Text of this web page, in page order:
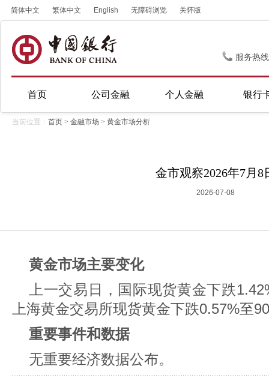
简体中文 繁体中文 English 无障碍浏览 关怀版
服务热
首页 公司金融 个人金融 银行
当前位置： 首页 > 金融市场 > 黄金市场分析
金市观察2026年7月8
2026-07-08
黄金市场主要变化
上一交易日，国际现货黄金下跌
上海黄金交易所现货黄金下跌0.57%至
重要事件和数据
无重要经济数据公布。